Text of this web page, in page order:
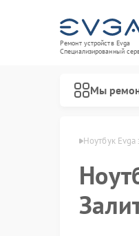
Ремонт устройств Evga
Специализированный
Мы
Evga в Владимире Ноутбук Evga